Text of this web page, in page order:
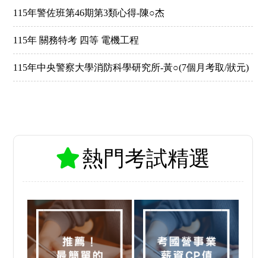
115年警佐班第46期第3類心得-陳○杰
115年 關務特考 四等 電機工程
115年中央警察大學消防科學研究所-黃○(7個月考取/狀元)
熱門考試精選